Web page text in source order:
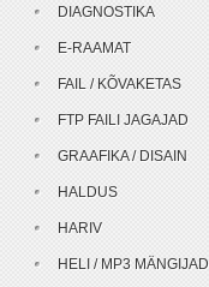
DIAGNOSTIKA
E-RAAMAT
FAIL / KÕVAKETAS
FTP FAILI JAGAJAD
GRAAFIKA / DISAIN
HALDUS
HARIV
HELI / MP3 MÄNGIJAD